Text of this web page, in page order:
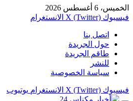
الخميس، 6 أغسطس 2026
فيسبوك X (Twitter) الانستغرام
اتصل بنا
حول الجريدة
طاقم الجريدة
للنشر
سياسة الخصوصية
فيسبوك X (Twitter) الانستغرام يوتيوب